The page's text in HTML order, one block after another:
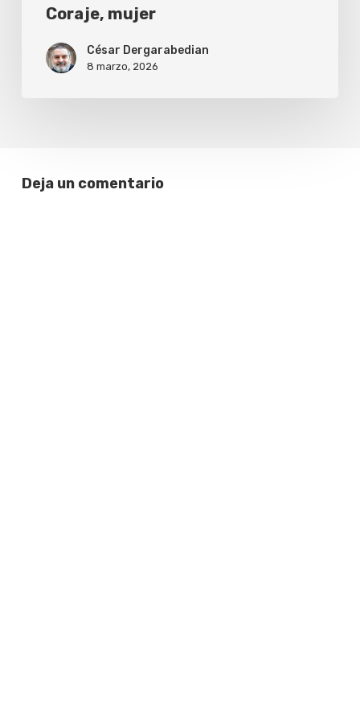
Coraje, mujer
César Dergarabedian
8 marzo, 2026
Deja un comentario